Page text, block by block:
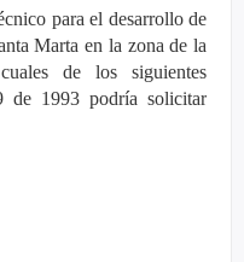
para el desarrollo de
Marta en la zona de la
de los siguientes
de 1993 podría solicitar